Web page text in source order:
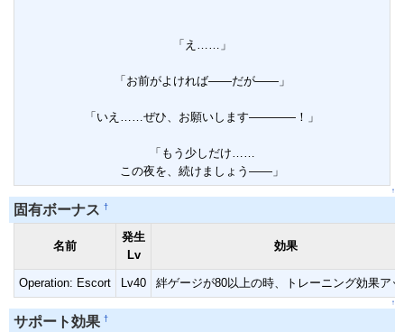
「え……」
「お前がよければ――だが――」
「いえ……ぜひ、お願いします――――！」
「もう少しだけ……
この夜を、続けましょう――」
↑
固有ボーナス †
名前
発生
Lv
効果
Operation: Escort Lv40 絆ゲージが80以上の時、トレーニング効果ア
↑
サポート効果 †